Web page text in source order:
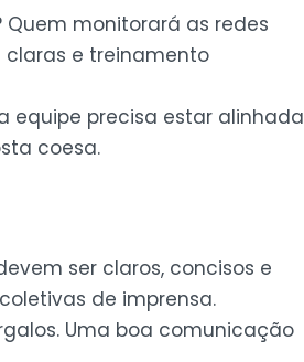
monitorará as redes
claras e treinamento
equipe precisa estar alinhada
coesa.
ser claros, concisos e
de imprensa.
Uma boa comunicação